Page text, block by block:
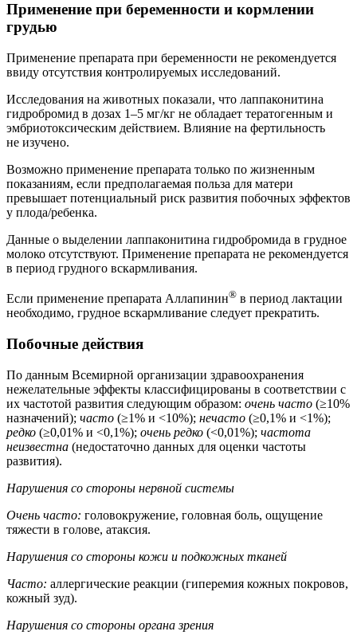
Применение при беременности и кормлении
грудью
Применение препарата при беременности не рекомендуется
ввиду отсутствия контролируемых исследований.
Исследования на животных показали, что лаппаконитина
гидробромид в дозах 1–5 мг/кг не обладает тератогенным и
эмбриотоксическим действием. Влияние на фертильность
не изучено.
Возможно применение препарата только по жизненным
показаниям, если предполагаемая польза для матери
превышает потенциальный риск развития побочных эффектов
у плода/ребенка.
Данные о выделении лаппаконитина гидробромида в грудное
молоко отсутствуют. Применение препарата не рекомендуется
в период грудного вскармливания.
Если применение препарата Аллапинин® в период лактации
необходимо, грудное вскармливание следует прекратить.
Побочные действия
По данным Всемирной организации здравоохранения
нежелательные эффекты классифицированы в соответствии с
их частотой развития следующим образом: очень часто (≥10%
назначений); часто (≥1% и <10%); нечасто (≥0,1% и <1%);
редко (≥0,01% и <0,1%); очень редко (<0,01%); частота
неизвестна (недостаточно данных для оценки частоты
развития).
Нарушения со стороны нервной системы
Очень часто: головокружение, головная боль, ощущение
тяжести в голове, атаксия.
Нарушения со стороны кожи и подкожных тканей
Часто: аллергические реакции (гиперемия кожных покровов,
кожный зуд).
Нарушения со стороны органа зрения